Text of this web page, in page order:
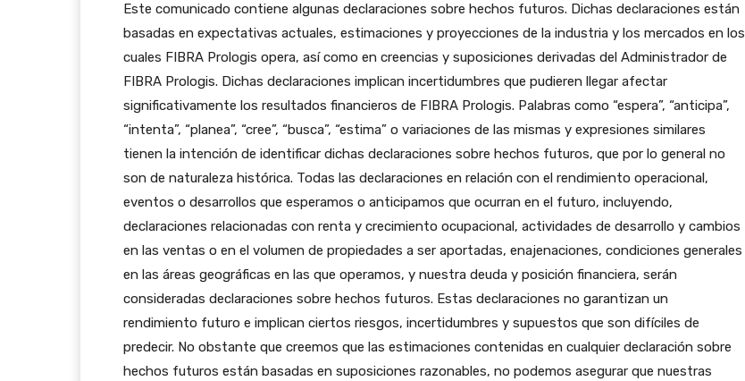
Este comunicado contiene algunas declaraciones sobre hechos futuros. Dichas declaraciones están
basadas en expectativas actuales, estimaciones y proyecciones de la industria y los mercados en los
cuales FIBRA Prologis opera, así como en creencias y suposiciones derivadas del Administrador de
FIBRA Prologis. Dichas declaraciones implican incertidumbres que pudieren llegar afectar
significativamente los resultados financieros de FIBRA Prologis. Palabras como “espera”, “anticipa”,
“intenta”, “planea”, “cree”, “busca”, “estima” o variaciones de las mismas y expresiones similares
tienen la intención de identificar dichas declaraciones sobre hechos futuros, que por lo general no
son de naturaleza histórica. Todas las declaraciones en relación con el rendimiento operacional,
eventos o desarrollos que esperamos o anticipamos que ocurran en el futuro, incluyendo,
declaraciones relacionadas con renta y crecimiento ocupacional, actividades de desarrollo y cambios
en las ventas o en el volumen de propiedades a ser aportadas, enajenaciones, condiciones generales
en las áreas geográficas en las que operamos, y nuestra deuda y posición financiera, serán
consideradas declaraciones sobre hechos futuros. Estas declaraciones no garantizan un
rendimiento futuro e implican ciertos riesgos, incertidumbres y supuestos que son difíciles de
predecir. No obstante que creemos que las estimaciones contenidas en cualquier declaración sobre
hechos futuros están basadas en suposiciones razonables, no podemos asegurar que nuestras